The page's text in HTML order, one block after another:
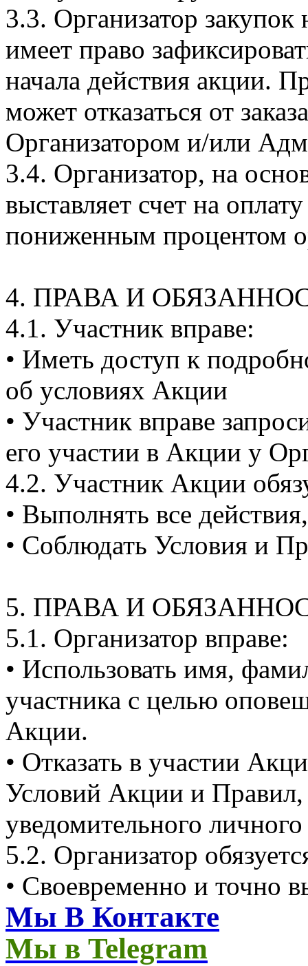
3.3. Организатор
имеет право
начала действия акции.
может отказаться от
Организатором и/или
3.4. Организатор, на
выставляет счет на
пониженным процентом
4. ПРАВА И
4.1. Участник вправе:
• Иметь доступ к
об условиях Акции
• Участник вправе
его участии в Акции у
4.2. Участник Акции
• Выполнять все
• Соблюдать Условия и
5. ПРАВА И
5.1. Организатор вправе:
• Использовать имя,
участника с целью
Акции.
• Отказать в участии
Условий Акции и
уведомительного
5.2. Организатор
• Своевременно и точно
Мы В Контакте
Мы в Telegram